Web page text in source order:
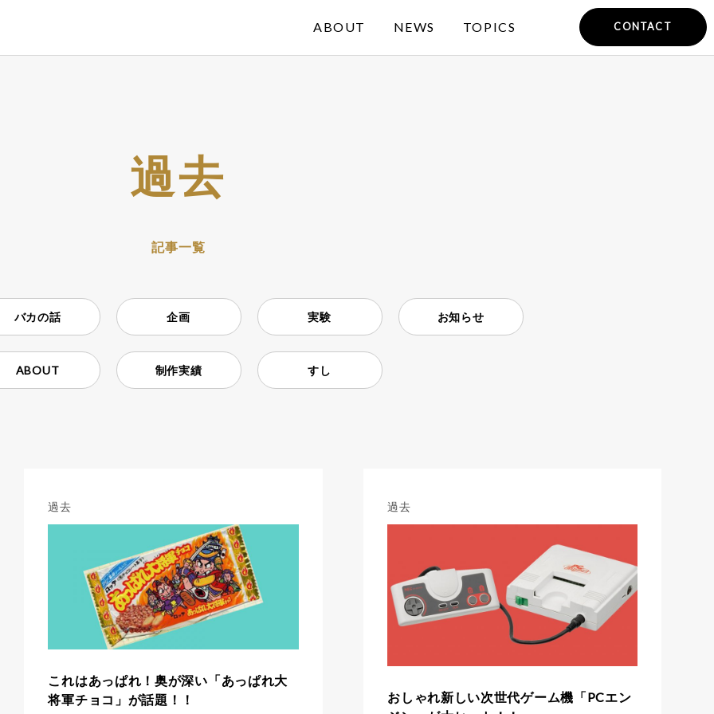
ABOUT NEWS TOPICS CONTACT
過去
記事一覧
バカの話 企画 実験 お知らせ
ABOUT 制作実績 すし
過去
これはあっぱれ！奥が深い「あっぱれ大
将軍チョコ」が話題！！
過去
おしゃれ新しい次世代ゲーム機「PCエン